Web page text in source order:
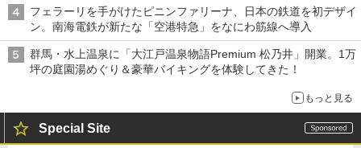
フェラーリを手がけたピニンファリーナ、日本の鉄道を初デザイ
ン。南海電鉄が新たな「空港特急」をなにわ筋線へ導入
群馬・水上温泉に「大江戸温泉物語Premium 松乃井」開業。1万
坪の庭園湯めぐり＆豪華バイキングを体験してきた！
もっと見る
Special Site